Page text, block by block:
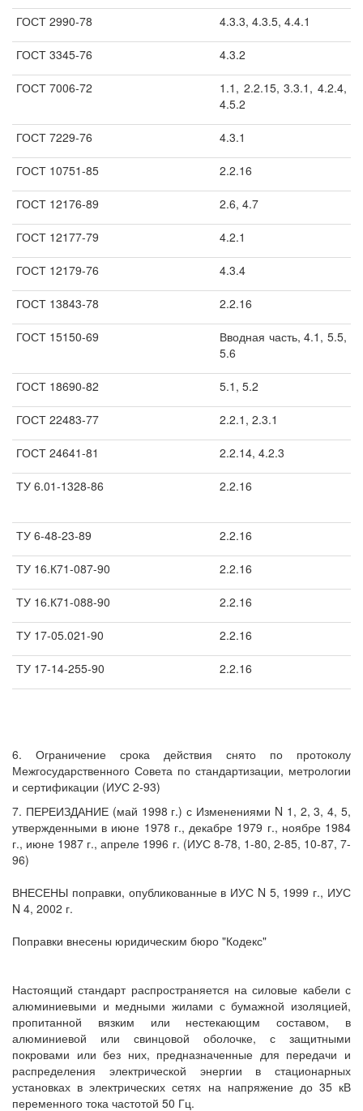
ГОСТ 2990-78 4.3.3, 4.3.5, 4.4.1
ГОСТ 3345-76 4.3.2
ГОСТ 7006-72
1.1, 2.2.15, 3.3.1, 4.2.4,
4.5.2
ГОСТ 7229-76 4.3.1
ГОСТ 10751-85 2.2.16
ГОСТ 12176-89 2.6, 4.7
ГОСТ 12177-79 4.2.1
ГОСТ 12179-76 4.3.4
ГОСТ 13843-78 2.2.16
ГОСТ 15150-69
Вводная часть, 4.1, 5.5,
5.6
ГОСТ 18690-82 5.1, 5.2
ГОСТ 22483-77 2.2.1, 2.3.1
ГОСТ 24641-81 2.2.14, 4.2.3
ТУ 6.01-1328-86 2.2.16
ТУ 6-48-23-89 2.2.16
ТУ 16.К71-087-90 2.2.16
ТУ 16.К71-088-90 2.2.16
ТУ 17-05.021-90 2.2.16
ТУ 17-14-255-90 2.2.16
6. Ограничение срока действия снято по протоколу
Межгосударственного Совета по стандартизации, метрологии
и сертификации (ИУС 2-93)
7. ПЕРЕИЗДАНИЕ (май 1998 г.) с Изменениями N 1, 2, 3, 4, 5,
утвержденными в июне 1978 г., декабре 1979 г., ноябре 1984
г., июне 1987 г., апреле 1996 г. (ИУС 8-78, 1-80, 2-85, 10-87, 7-
96)
ВНЕСЕНЫ поправки, опубликованные в ИУС N 5, 1999 г., ИУС
N 4, 2002 г.
Поправки внесены юридическим бюро "Кодекс"
Настоящий стандарт распространяется на силовые кабели с
алюминиевыми и медными жилами с бумажной изоляцией,
пропитанной вязким или нестекающим составом, в
алюминиевой или свинцовой оболочке, с защитными
покровами или без них, предназначенные для передачи и
распределения электрической энергии в стационарных
установках в электрических сетях на напряжение до 35 кВ
переменного тока частотой 50 Гц.